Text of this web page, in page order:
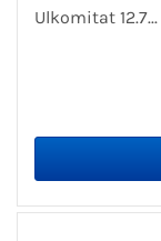
Ulkomitat 12.7...